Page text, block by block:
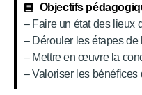
Objectifs
– Faire un état des lieux
– Dérouler les étapes de
– Mettre en œuvre la
– Valoriser les bénéfices